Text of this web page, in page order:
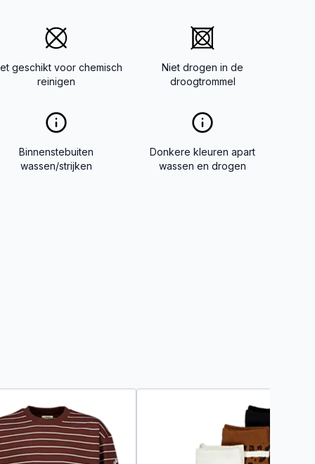
geschikt voor chemisch
reinigen
Niet drogen in de
droogtrommel
Binnenstebuiten
wassen/strijken
Donkere kleuren apart
wassen en drogen